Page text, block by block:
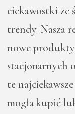
ciekawostki ze
trendy. Nasza
nowe produkty
stacjonarnych
te
mogła kupić